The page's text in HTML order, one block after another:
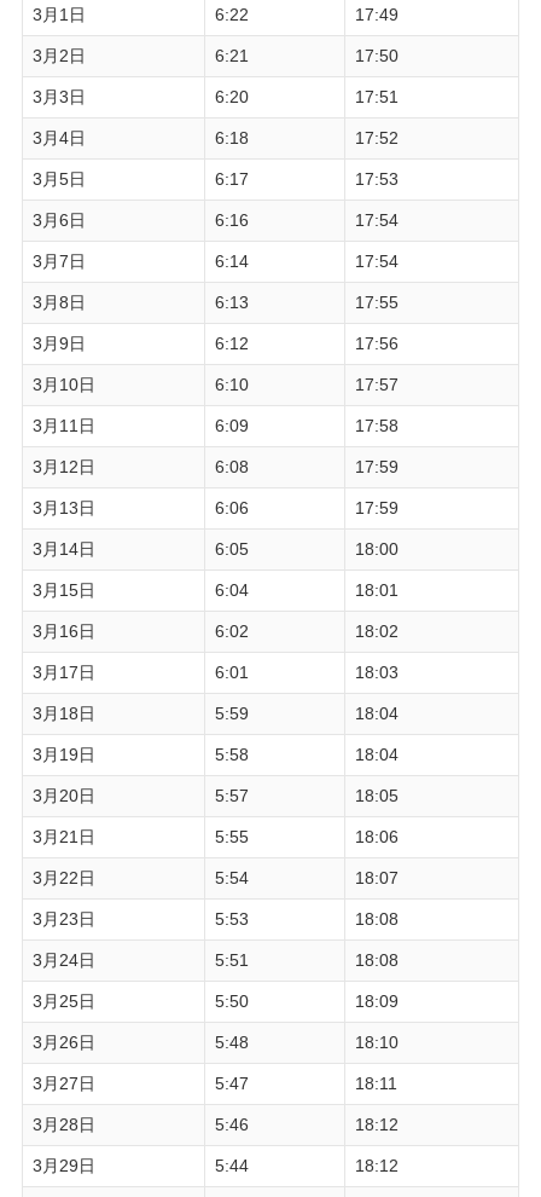
3月1日 6:22 17:49
3月2日 6:21 17:50
3月3日 6:20 17:51
3月4日 6:18 17:52
3月5日 6:17 17:53
3月6日 6:16 17:54
3月7日 6:14 17:54
3月8日 6:13 17:55
3月9日 6:12 17:56
3月10日 6:10 17:57
3月11日 6:09 17:58
3月12日 6:08 17:59
3月13日 6:06 17:59
3月14日 6:05 18:00
3月15日 6:04 18:01
3月16日 6:02 18:02
3月17日 6:01 18:03
3月18日 5:59 18:04
3月19日 5:58 18:04
3月20日 5:57 18:05
3月21日 5:55 18:06
3月22日 5:54 18:07
3月23日 5:53 18:08
3月24日 5:51 18:08
3月25日 5:50 18:09
3月26日 5:48 18:10
3月27日 5:47 18:11
3月28日 5:46 18:12
3月29日 5:44 18:12